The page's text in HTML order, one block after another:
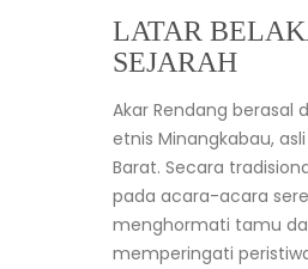
LATAR
SEJARAH
Akar Rendang berasal
etnis Minangkabau,
Barat. Secara
pada acara-acara
menghormati tamu
memperingati